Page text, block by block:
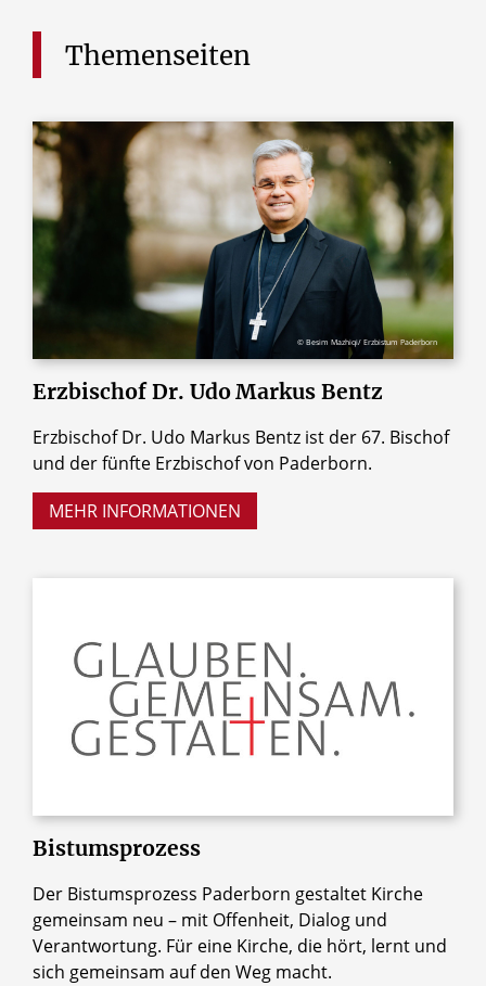
Themenseiten
© Besim Mazhiqi/ Erzbistum Paderborn
Erzbischof Dr. UdoMarkus Bentz
Erzbischof Dr. Udo Markus Bentz ist der 67. Bischof
und der fünfte Erzbischof von Paderborn.
MEHR INFORMATIONEN
Bistumsprozess
Der Bistumsprozess Paderborn gestaltet Kirche
gemeinsam neu – mit Offenheit, Dialog und
Verantwortung. Für eine Kirche, die hört, lernt und
sich gemeinsam auf den Weg macht.